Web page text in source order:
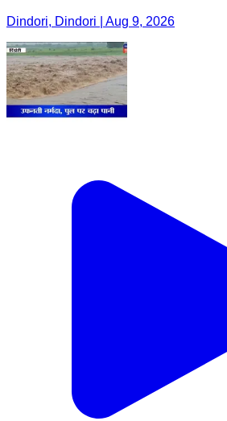
Dindori, Dindori | Aug 9, 2026